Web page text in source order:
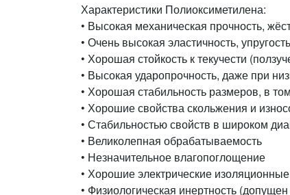
Характеристики Полиоксиметилена:
• Высокая механическая прочность,
• Очень высокая эластичность, упругость
• Хорошая стойкость к текучести
• Высокая ударопрочность, даже при
• Хорошая стабильность размеров, в
• Хорошие свойства скольжения и
• Стабильностью свойств в широком
• Великолепная обрабатываемость
• Незначительное влагопоглощение
• Хорошие электрические
• Физиологическая инертность